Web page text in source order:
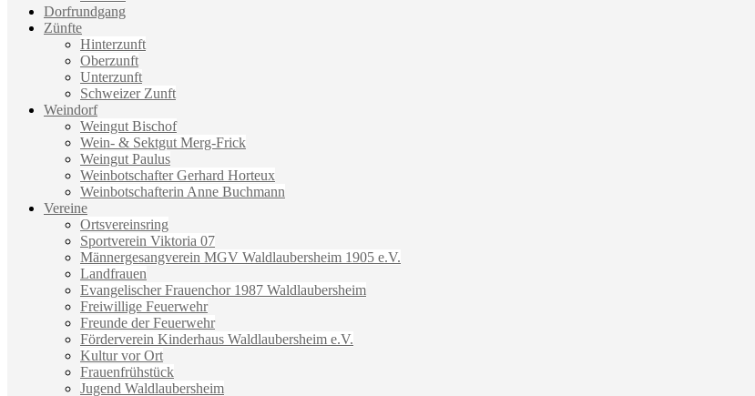
Dorfrundgang
Zünfte
Hinterzunft
Oberzunft
Unterzunft
Schweizer Zunft
Weindorf
Weingut Bischof
Wein- & Sektgut Merg-Frick
Weingut Paulus
Weinbotschafter Gerhard Horteux
Weinbotschafterin Anne Buchmann
Vereine
Ortsvereinsring
Sportverein Viktoria 07
Männergesangverein MGV Waldlaubersheim 1905 e.V.
Landfrauen
Evangelischer Frauenchor 1987 Waldlaubersheim
Freiwillige Feuerwehr
Freunde der Feuerwehr
Förderverein Kinderhaus Waldlaubersheim e.V.
Kultur vor Ort
Frauenfrühstück
Jugend Waldlaubersheim